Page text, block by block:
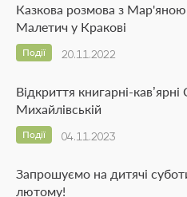
Казкова розмова з
Малетич у Кракові
20.11.2022
Події
Відкриття книгарні-
Михайлівській
04.11.2023
Події
Запрошуємо на дитячі
лютому!